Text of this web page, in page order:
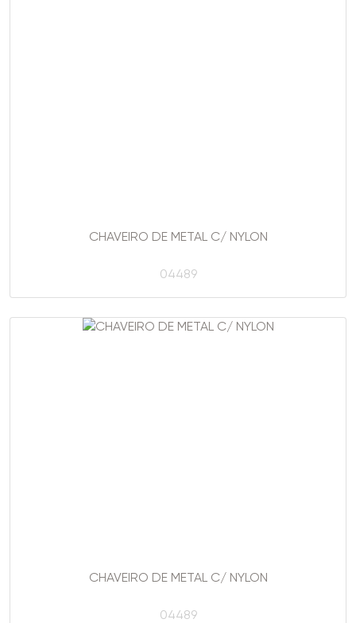
CHAVEIRO DE METAL C/ NYLON
04489
CHAVEIRO DE METAL C/ NYLON
04489